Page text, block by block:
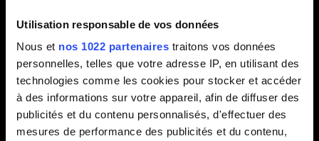
Utilisation responsable de vos données
Nous et nos 1022 partenaires traitons vos données
personnelles, telles que votre adresse IP, en utilisant des
technologies comme les cookies pour stocker et accéder
à des informations sur votre appareil, afin de diffuser des
publicités et du contenu personnalisés, d'effectuer des
mesures de performance des publicités et du contenu,
Red\REDlauncher\logs
Puisque les mods sont des contenus créés par la
communauté, nous ne pouvons pas fournir d'assistance
pour un mod particulier. Dans de tels cas, nous vous
conseillons de contacter directement la personne ayant
créé le mod pour obtenir de l'assistance. De plus, il se